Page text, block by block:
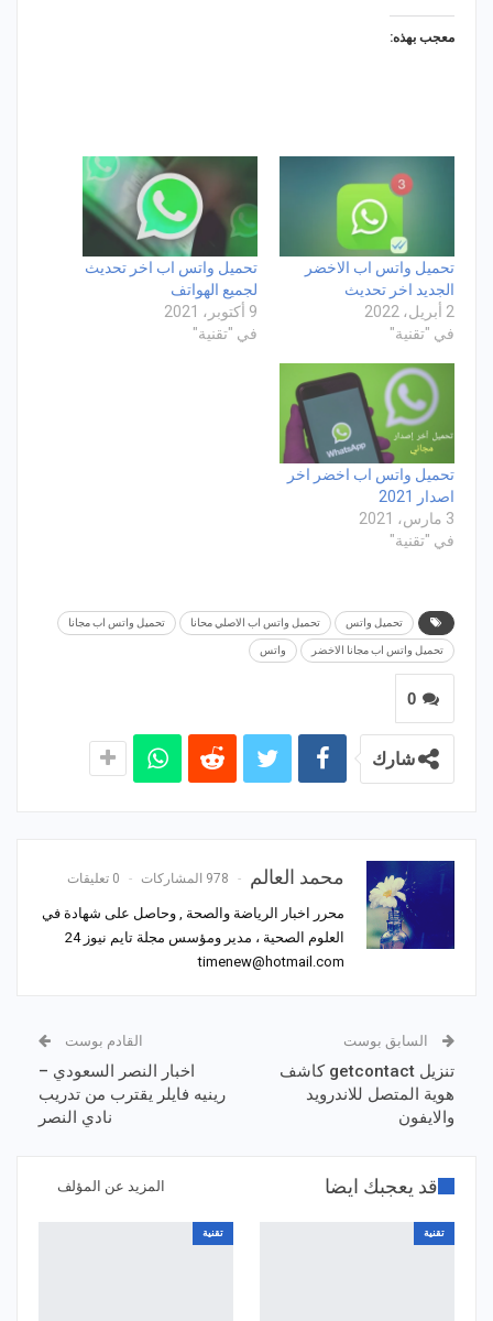
معجب بهذه:
تحميل واتس اب الاخضر
الجديد اخر تحديث
2 أبريل، 2022
في "تقنية"
تحميل واتس اب اخر تحديث
لجميع الهواتف
9 أكتوبر، 2021
في "تقنية"
تحميل واتس اب اخضر اخر
اصدار 2021
3 مارس، 2021
في "تقنية"
تحميل واتس تحميل واتس اب الاصلي محانا تحميل واتس اب مجانا
تحميل واتس اب مجانا الاخضر واتس
0
شارك
محمد العالم 978 المشاركات 0 تعليقات
محرر اخبار الرياضة والصحة , وحاصل على شهادة في
العلوم الصحية ، مدير ومؤسس مجلة تايم نيوز 24
timenew@hotmail.com
السابق بوست
تنزيل getcontact كاشف
هوية المتصل للاندرويد
والايفون
القادم بوست
اخبار النصر السعودي –
رينيه فايلر يقترب من تدريب
نادي النصر
قد يعجبك ايضا المزيد عن المؤلف
تقنية تقنية